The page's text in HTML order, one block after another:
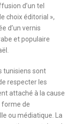
d’un tel
choix éditorial »,
d’un vernis
et populaire
tunisiens sont
respecter les
attaché à la cause
de
ou médiatique. La